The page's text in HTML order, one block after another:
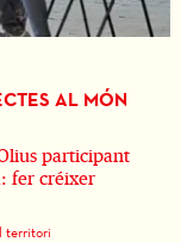
AL MÓN
participant
fer créixer
territori